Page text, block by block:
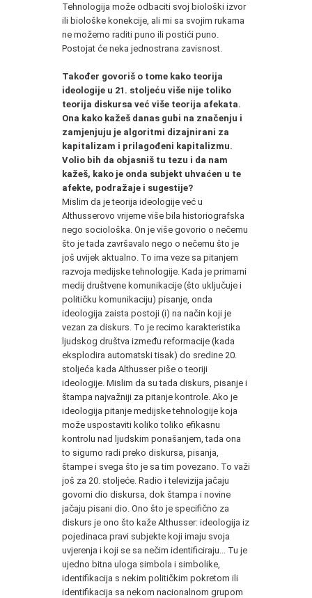
Tehnologija može odbaciti svoj biološki izvor
ili biološke konekcije, ali mi sa svojim rukama
ne možemo raditi puno ili postići puno.
Postojat će neka jednostrana zavisnost.
Također govoriš o tome kako teorija
ideologije u 21. stoljeću više nije toliko
teorija diskursa već više teorija afekata.
Ona kako kažeš danas gubi na značenju i
zamjenjuju je algoritmi dizajnirani za
kapitalizam i prilagođeni kapitalizmu.
Volio bih da objasniš tu tezu i da nam
kažeš, kako je onda subjekt uhvaćen u te
afekte, podražaje i sugestije?
Mislim da je teorija ideologije već u
Althusserovo vrijeme više bila historiografska
nego sociološka. On je više govorio o nečemu
što je tada završavalo nego o nečemu što je
još uvijek aktualno. To ima veze sa pitanjem
razvoja medijske tehnologije. Kada je primarni
medij društvene komunikacije (što uključuje i
političku komunikaciju) pisanje, onda
ideologija zaista postoji (i) na način koji je
vezan za diskurs. To je recimo karakteristika
ljudskog društva između reformacije (kada
eksplodira automatski tisak) do sredine 20.
stoljeća kada Althusser piše o teoriji
ideologije. Mislim da su tada diskurs, pisanje i
štampa najvažniji za pitanje kontrole. Ako je
ideologija pitanje medijske tehnologije koja
može uspostaviti koliko toliko efikasnu
kontrolu nad ljudskim ponašanjem, tada ona
to sigurno radi preko diskursa, pisanja,
štampe i svega što je sa tim povezano. To važi
još za 20. stoljeće. Radio i televizija jačaju
govorni dio diskursa, dok štampa i novine
jačaju pisani dio. Ono što je specifično za
diskurs je ono što kaže Althusser: ideologija iz
pojedinaca pravi subjekte koji imaju svoja
uvjerenja i koji se sa nečim identificiraju... Tu je
ujedno bitna uloga simbola i simbolike,
identifikacija s nekim političkim pokretom ili
identifikacija sa nekom nacionalnom grupom